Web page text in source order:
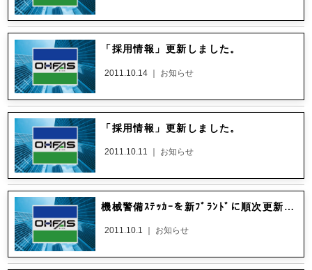
「採用情報」更新しました。
2011.10.14 ｜ お知らせ
「採用情報」更新しました。
2011.10.11 ｜ お知らせ
機械警備ｽﾃｯｶｰを新ﾌﾞﾗﾝﾄﾞに順次更新させていただきます。
2011.10.1 ｜ お知らせ